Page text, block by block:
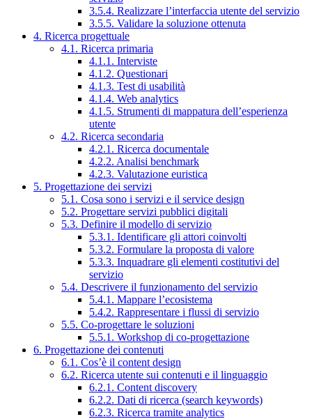
3.5.4. Realizzare l’interfaccia utente del servizio
3.5.5. Validare la soluzione ottenuta
4. Ricerca progettuale
4.1. Ricerca primaria
4.1.1. Interviste
4.1.2. Questionari
4.1.3. Test di usabilità
4.1.4. Web analytics
4.1.5. Strumenti di mappatura dell’esperienza
utente
4.2. Ricerca secondaria
4.2.1. Ricerca documentale
4.2.2. Analisi benchmark
4.2.3. Valutazione euristica
5. Progettazione dei servizi
5.1. Cosa sono i servizi e il service design
5.2. Progettare servizi pubblici digitali
5.3. Definire il modello di servizio
5.3.1. Identificare gli attori coinvolti
5.3.2. Formulare la proposta di valore
5.3.3. Inquadrare gli elementi costitutivi del
servizio
5.4. Descrivere il funzionamento del servizio
5.4.1. Mappare l’ecosistema
5.4.2. Rappresentare i flussi di servizio
5.5. Co-progettare le soluzioni
5.5.1. Workshop di co-progettazione
6. Progettazione dei contenuti
6.1. Cos’è il content design
6.2. Ricerca utente sui contenuti e il linguaggio
6.2.1. Content discovery
6.2.2. Dati di ricerca (search keywords)
6.2.3. Ricerca tramite analytics